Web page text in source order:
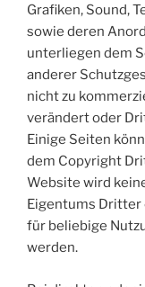
Grafiken, Sound,
sowie deren
unterliegen dem
anderer
nicht zu
verändert oder
Einige Seiten
dem Copyright
Website wird
Eigentums
für beliebige
werden.